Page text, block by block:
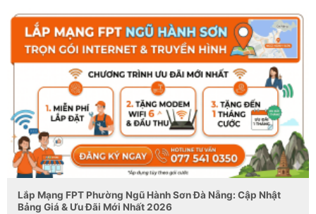
Lắp Mạng FPT Phường Ngũ Hành Sơn Đà Nẵng: Cập Nhật
Bảng Giá & Ưu Đãi Mới Nhất 2026